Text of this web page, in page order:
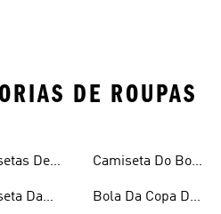
DE ROUPAS
De
Da
Camiseta Do Boca
Bola Da Copa Do